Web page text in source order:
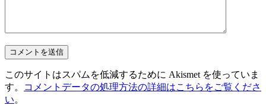
このサイトはスパムを低減するために Akismet を使っていま
す。
コメントデータの処理方法の詳細はこちらをご覧くださ
い。